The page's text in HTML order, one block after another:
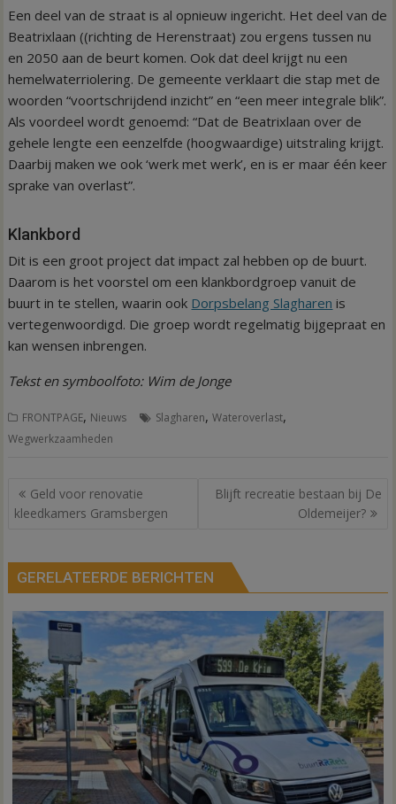
Een deel van de straat is al opnieuw ingericht. Het deel van de
Beatrixlaan ((richting de Herenstraat) zou ergens tussen nu
en 2050 aan de beurt komen. Ook dat deel krijgt nu een
hemelwaterriolering. De gemeente verklaart die stap met de
woorden “voortschrijdend inzicht” en “een meer integrale blik”.
Als voordeel wordt genoemd: “Dat de Beatrixlaan over de
gehele lengte een eenzelfde (hoogwaardige) uitstraling krijgt.
Daarbij maken we ook ‘werk met werk’, en is er maar één keer
sprake van overlast”.
Klankbord
Dit is een groot project dat impact zal hebben op de buurt.
Daarom is het voorstel om een klankbordgroep vanuit de
buurt in te stellen, waarin ook Dorpsbelang Slagharen is
vertegenwoordigd. Die groep wordt regelmatig bijgepraat en
kan wensen inbrengen.
Tekst en symboolfoto: Wim de Jonge
FRONTPAGE, Nieuws Slagharen,Wateroverlast,
Wegwerkzaamheden
Bericht
navigatie
Geld voor renovatie
kleedkamers Gramsbergen
Blijft recreatie bestaan bij De
Oldemeijer?
GERELATEERDE BERICHTEN